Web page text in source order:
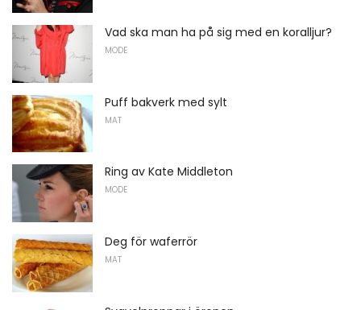
Vad ska man ha på sig med en koralljur?
MODE
Puff bakverk med sylt
MAT
Ring av Kate Middleton
MODE
Deg för waferrör
MAT